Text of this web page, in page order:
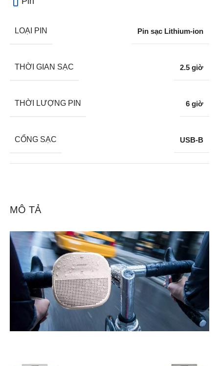
MÔ TẢ
LOẠI PIN Pin sạc Lithium-ion
THỜI GIAN SẠC 2.5 giờ
THỜI LƯỢNG PIN 6 giờ
CỔNG SẠC USB-B